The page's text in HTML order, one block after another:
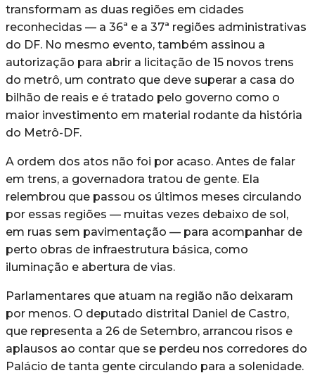
transformam as duas regiões em cidades
reconhecidas — a 36ª e a 37ª regiões administrativas
do DF. No mesmo evento, também assinou a
autorização para abrir a licitação de 15 novos trens
do metrô, um contrato que deve superar a casa do
bilhão de reais e é tratado pelo governo como o
maior investimento em material rodante da história
do Metrô-DF.
A ordem dos atos não foi por acaso. Antes de falar
em trens, a governadora tratou de gente. Ela
relembrou que passou os últimos meses circulando
por essas regiões — muitas vezes debaixo de sol,
em ruas sem pavimentação — para acompanhar de
perto obras de infraestrutura básica, como
iluminação e abertura de vias.
Parlamentares que atuam na região não deixaram
por menos. O deputado distrital Daniel de Castro,
que representa a 26 de Setembro, arrancou risos e
aplausos ao contar que se perdeu nos corredores do
Palácio de tanta gente circulando para a solenidade.